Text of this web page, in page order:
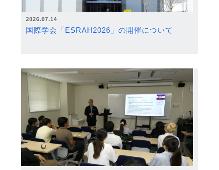
2026.07.14
国際学会「ESRAH2026」の開催について